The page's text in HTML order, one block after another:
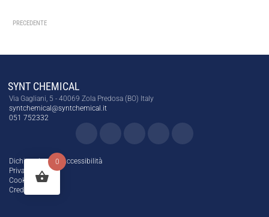
PRECEDENTE
SYNT CHEMICAL
Via Gagliani, 5 - 40069 Zola Predosa (BO) Italy
syntchemical@syntchemical.it
051 752332
Dichiarazione di Accessibilità
Privacy Policy
Cookie Policy
Credits
0